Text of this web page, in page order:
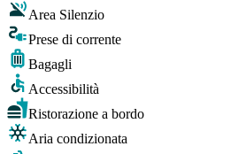
Area Silenzio
Prese di corrente
Bagagli
Accessibilità
Ristorazione a bordo
Aria condizionata